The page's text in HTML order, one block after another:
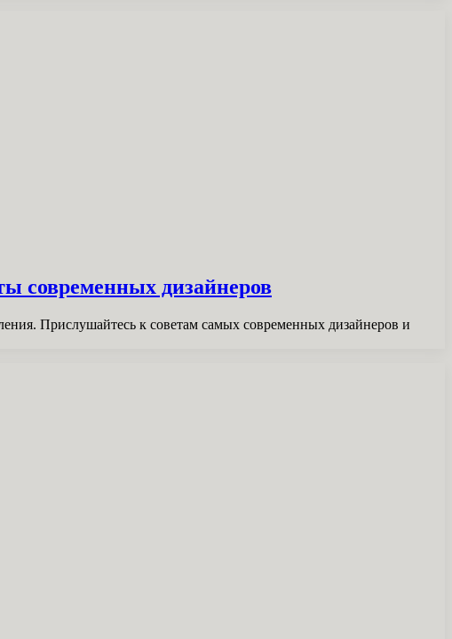
современных дизайнеров
Прислушайтесь к советам самых современных дизайнеров и